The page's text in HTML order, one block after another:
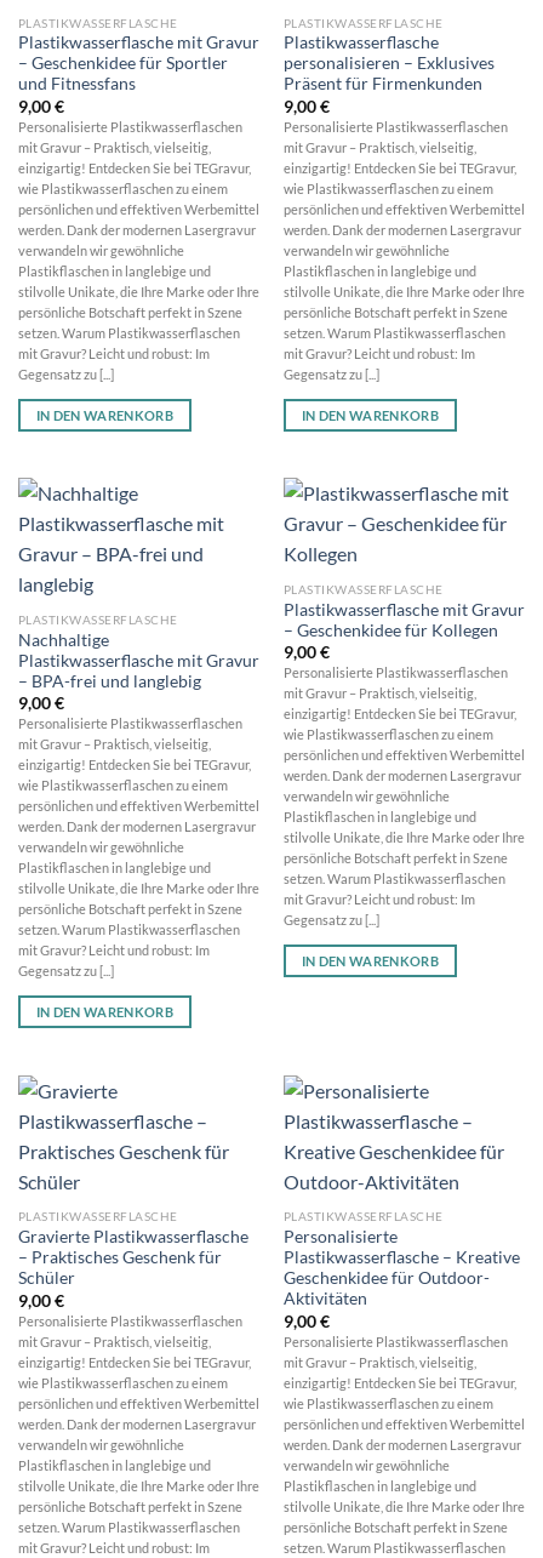
PLASTIKWASSERFLASCHE
Plastikwasserflasche mit Gravur
– Geschenkidee für Sportler
und Fitnessfans
9,00€
Personalisierte Plastikwasserflaschen
mit Gravur – Praktisch, vielseitig,
einzigartig! Entdecken Sie bei TEGravur,
wie Plastikwasserflaschen zu einem
persönlichen und effektiven Werbemittel
werden. Dank der modernen Lasergravur
verwandeln wir gewöhnliche
Plastikflaschen in langlebige und
stilvolle Unikate, die Ihre Marke oder Ihre
persönliche Botschaft perfekt in Szene
setzen. Warum Plastikwasserflaschen
mit Gravur? Leicht und robust: Im
Gegensatz zu [...]
IN DEN WARENKORB
PLASTIKWASSERFLASCHE
Plastikwasserflasche
personalisieren – Exklusives
Präsent für Firmenkunden
9,00€
Personalisierte Plastikwasserflaschen
mit Gravur – Praktisch, vielseitig,
einzigartig! Entdecken Sie bei TEGravur,
wie Plastikwasserflaschen zu einem
persönlichen und effektiven Werbemittel
werden. Dank der modernen Lasergravur
verwandeln wir gewöhnliche
Plastikflaschen in langlebige und
stilvolle Unikate, die Ihre Marke oder Ihre
persönliche Botschaft perfekt in Szene
setzen. Warum Plastikwasserflaschen
mit Gravur? Leicht und robust: Im
Gegensatz zu [...]
IN DEN WARENKORB
PLASTIKWASSERFLASCHE
Nachhaltige
Plastikwasserflasche mit Gravur
– BPA-frei und langlebig
9,00€
Personalisierte Plastikwasserflaschen
mit Gravur – Praktisch, vielseitig,
einzigartig! Entdecken Sie bei TEGravur,
wie Plastikwasserflaschen zu einem
persönlichen und effektiven Werbemittel
werden. Dank der modernen Lasergravur
verwandeln wir gewöhnliche
Plastikflaschen in langlebige und
stilvolle Unikate, die Ihre Marke oder Ihre
persönliche Botschaft perfekt in Szene
setzen. Warum Plastikwasserflaschen
mit Gravur? Leicht und robust: Im
Gegensatz zu [...]
IN DEN WARENKORB
PLASTIKWASSERFLASCHE
Plastikwasserflasche mit Gravur
– Geschenkidee für Kollegen
9,00€
Personalisierte Plastikwasserflaschen
mit Gravur – Praktisch, vielseitig,
einzigartig! Entdecken Sie bei TEGravur,
wie Plastikwasserflaschen zu einem
persönlichen und effektiven Werbemittel
werden. Dank der modernen Lasergravur
verwandeln wir gewöhnliche
Plastikflaschen in langlebige und
stilvolle Unikate, die Ihre Marke oder Ihre
persönliche Botschaft perfekt in Szene
setzen. Warum Plastikwasserflaschen
mit Gravur? Leicht und robust: Im
Gegensatz zu [...]
IN DEN WARENKORB
PLASTIKWASSERFLASCHE
Gravierte Plastikwasserflasche
– Praktisches Geschenk für
Schüler
9,00€
Personalisierte Plastikwasserflaschen
mit Gravur – Praktisch, vielseitig,
einzigartig! Entdecken Sie bei TEGravur,
wie Plastikwasserflaschen zu einem
persönlichen und effektiven Werbemittel
werden. Dank der modernen Lasergravur
verwandeln wir gewöhnliche
Plastikflaschen in langlebige und
stilvolle Unikate, die Ihre Marke oder Ihre
persönliche Botschaft perfekt in Szene
setzen. Warum Plastikwasserflaschen
mit Gravur? Leicht und robust: Im
PLASTIKWASSERFLASCHE
Personalisierte
Plastikwasserflasche – Kreative
Geschenkidee für Outdoor-
Aktivitäten
9,00€
Personalisierte Plastikwasserflaschen
mit Gravur – Praktisch, vielseitig,
einzigartig! Entdecken Sie bei TEGravur,
wie Plastikwasserflaschen zu einem
persönlichen und effektiven Werbemittel
werden. Dank der modernen Lasergravur
verwandeln wir gewöhnliche
Plastikflaschen in langlebige und
stilvolle Unikate, die Ihre Marke oder Ihre
persönliche Botschaft perfekt in Szene
setzen. Warum Plastikwasserflaschen